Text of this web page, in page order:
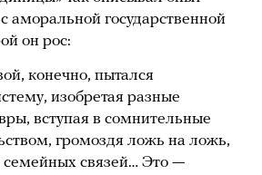
аморальной государственной
он рос:
конечно, пытался
изобретая разные
вступая в сомнительные
громоздя ложь на ложь,
семейных связей… Это —